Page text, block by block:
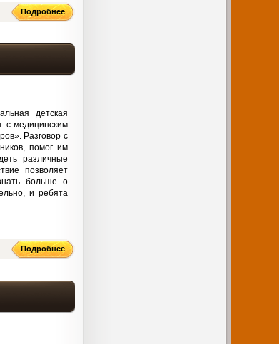
Подробнее
детская
с медицинским
Разговор с
помог им
различные
позволяет
больше о
и ребята
Подробнее